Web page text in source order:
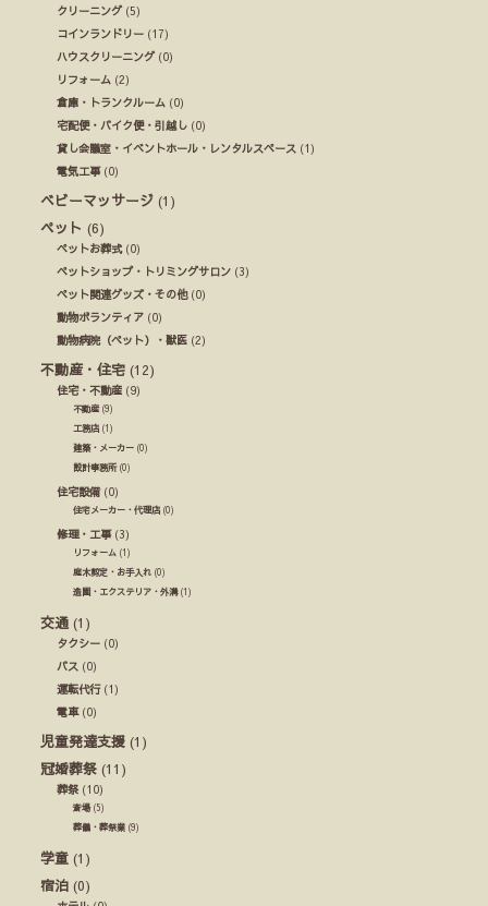
クリーニング(5)
コインランドリー (17)
ハウスクリーニング(0)
リフォーム (2)
倉庫・トランクルーム (0)
宅配便・バイク便・引越し (0)
貸し会議室・イベントホール・レンタルスペース (1)
電気工事(0)
ベビーマッサージ (1)
ペット (6)
ペットお葬式(0)
ペットショップ・トリミングサロン (3)
ペット関連グッズ・その他(0)
動物ボランティア (0)
動物病院（ペット）・獣医 (2)
不動産・住宅 (12)
住宅・不動産 (9)
不動産 (9)
工務店 (1)
建築・メーカー (0)
設計事務所(0)
住宅設備(0)
住宅メーカー・代理店 (0)
修理・工事(3)
リフォーム (1)
庭木剪定・お手入れ (0)
造園・エクステリア・外溝(1)
交通 (1)
タクシー (0)
バス (0)
運転代行(1)
電車(0)
児童発達支援 (1)
冠婚葬祭 (11)
葬祭(10)
斎場(5)
葬儀・葬祭業 (9)
学童 (1)
宿泊 (0)